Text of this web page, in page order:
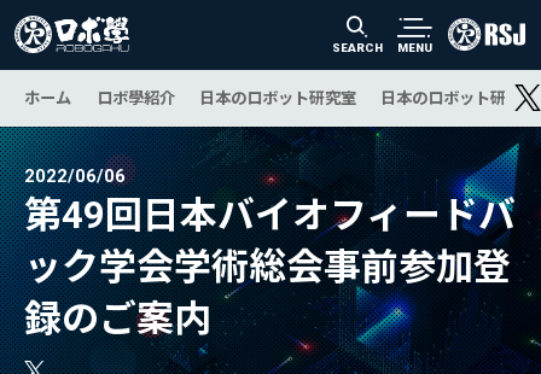
SEARCH MENU
ホーム ロボ學紹介 日本のロボット研究室 日本のロボット研究
2022/06/06
第49回日本バイオフィードバ
ック学会学術総会事前参加登
録のご案内